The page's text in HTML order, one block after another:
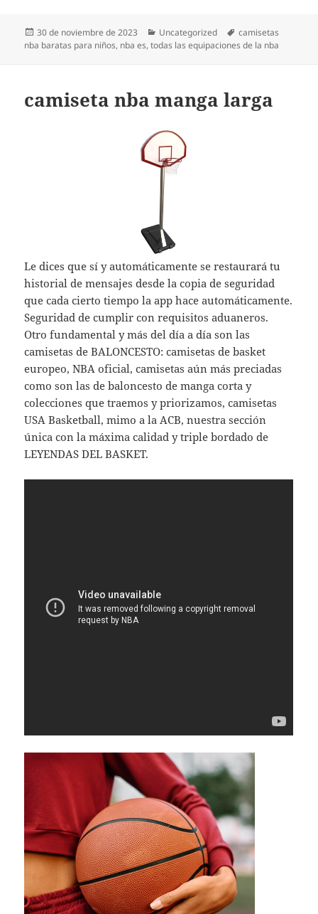
Publicado
el
30 de noviembre de 2023 Categorías
Uncategorized Etiquetas
camisetas
nba baratas para niños, nba es,todas las equipaciones de la nba
camiseta nba manga larga
Le dices que sí y automáticamente se restaurará tu
historial de mensajes desde la copia de seguridad
que cada cierto tiempo la app hace automáticamente.
Seguridad de cumplir con requisitos aduaneros.
Otro fundamental y más del día a día son las
camisetas de BALONCESTO: camisetas de basket
europeo, NBA oficial, camisetas aún más preciadas
como son las de baloncesto de manga corta y
colecciones que traemos y priorizamos, camisetas
USA Basketball, mimo a la ACB, nuestra sección
única con la máxima calidad y triple bordado de
LEYENDAS DEL BASKET.